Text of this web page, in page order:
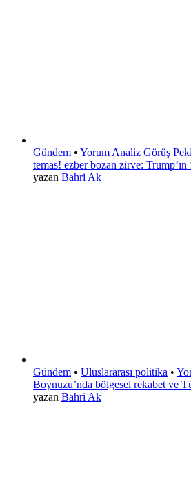
Gündem • Yorum Analiz Görüş
temas! ezber bozan zirve: Trump’ın
yazan Bahri Ak
Gündem • Uluslararası politika •
Boynuzu’nda bölgesel rekabet ve
yazan Bahri Ak